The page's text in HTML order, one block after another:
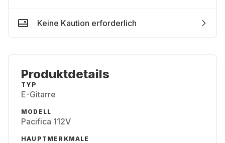
Keine Kaution erforderlich
Produktdetails
TYP
E-Gitarre
MODELL
Pacifica 112V
HAUPTMERKMALE